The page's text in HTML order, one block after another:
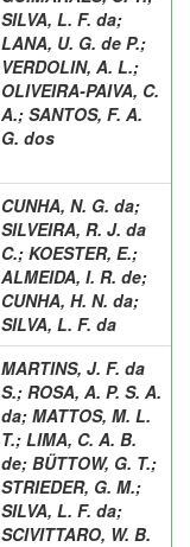
SILVA, L. F. da;
LANA, U. G. de P.;
VERDOLIN, A. L.;
OLIVEIRA-PAIVA, C.
A.; SANTOS, F. A.
G. dos
CUNHA, N. G. da;
SILVEIRA, R. J. da
C.; KOESTER, E.;
ALMEIDA, I. R. de;
CUNHA, H. N. da;
SILVA, L. F. da
MARTINS, J. F. da
S.; ROSA, A. P. S. A.
da; MATTOS, M. L.
T.; LIMA, C. A. B.
de; BÜTTOW, G. T.;
STRIEDER, G. M.;
SILVA, L. F. da;
SCIVITTARO, W. B.